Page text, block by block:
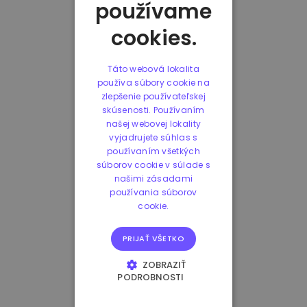
používame
cookies.
Táto webová lokalita
používa súbory cookie na
zlepšenie používateľskej
skúsenosti. Používaním
našej webovej lokality
vyjadrujete súhlas s
používaním všetkých
súborov cookie v súlade s
našimi zásadami
používania súborov
cookie.
PRIJAŤ VŠETKO
ZOBRAZIŤ
PODROBNOSTI